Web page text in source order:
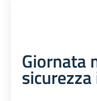
Giornata